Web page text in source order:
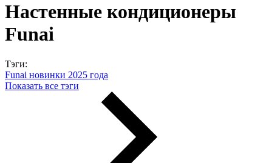
Настенные кондиционеры
Funai
Тэги:
Funai новинки 2025 года
Показать все тэги